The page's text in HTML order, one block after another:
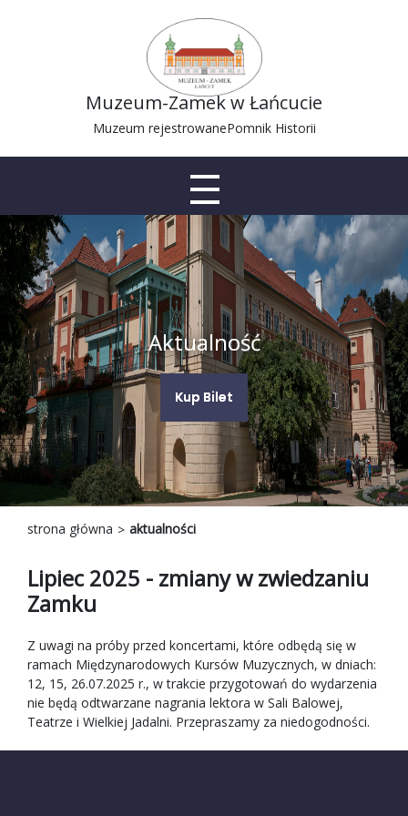
Muzeum-Zamek w Łańcucie
Muzeum rejestrowanePomnik Historii
Aktualność
Kup Bilet
strona główna aktualności
Lipiec 2025 - zmiany w zwiedzaniu
Zamku
Z uwagi na próby przed koncertami, które odbędą się w
ramach Międzynarodowych Kursów Muzycznych, w dniach:
12, 15, 26.07.2025 r., w trakcie przygotowań do wydarzenia
nie będą odtwarzane nagrania lektora w Sali Balowej,
Teatrze i Wielkiej Jadalni. Przepraszamy za niedogodności.